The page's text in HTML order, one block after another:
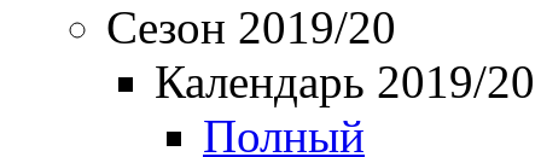
Сезон 2019/20
Календарь 2019/20
Полный